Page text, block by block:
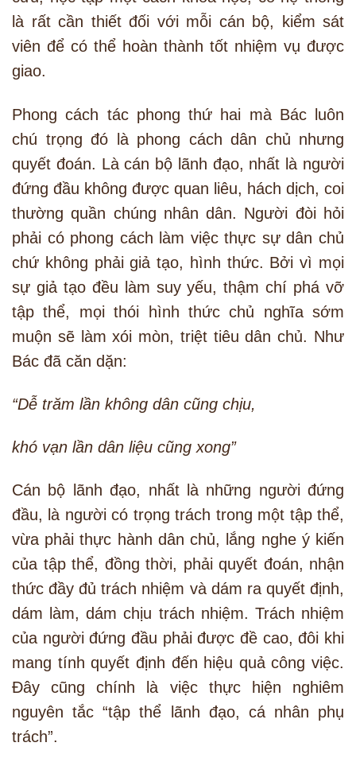
là rất cần thiết đối với mỗi cán bộ, kiểm sát
viên để có thể hoàn thành tốt nhiệm vụ được
giao.
Phong cách tác phong thứ hai mà Bác luôn
chú trọng đó là phong cách dân chủ nhưng
quyết đoán. Là cán bộ lãnh đạo, nhất là người
đứng đầu không được quan liêu, hách dịch, coi
thường quần chúng nhân dân. Người đòi hỏi
phải có phong cách làm việc thực sự dân chủ
chứ không phải giả tạo, hình thức. Bởi vì mọi
sự giả tạo đều làm suy yếu, thậm chí phá vỡ
tập thể, mọi thói hình thức chủ nghĩa sớm
muộn sẽ làm xói mòn, triệt tiêu dân chủ. Như
Bác đã căn dặn:
“Dễ trăm lần không dân cũng chịu,
khó vạn lần dân liệu cũng xong”
Cán bộ lãnh đạo, nhất là những người đứng
đầu, là người có trọng trách trong một tập thể,
vừa phải thực hành dân chủ, lắng nghe ý kiến
của tập thể, đồng thời, phải quyết đoán, nhận
thức đầy đủ trách nhiệm và dám ra quyết định,
dám làm, dám chịu trách nhiệm. Trách nhiệm
của người đứng đầu phải được đề cao, đôi khi
mang tính quyết định đến hiệu quả công việc.
Đây cũng chính là việc thực hiện nghiêm
nguyên tắc “tập thể lãnh đạo, cá nhân phụ
trách”.